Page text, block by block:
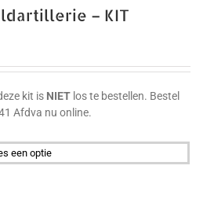
– KIT
kit is NIET los te bestellen. Bestel
Afdva nu online.